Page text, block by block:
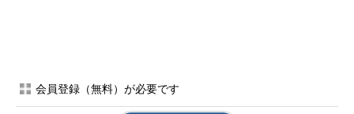
内ヶ島 暢之（うちがしま のぶゆき）
会員登録（無料）が必要です